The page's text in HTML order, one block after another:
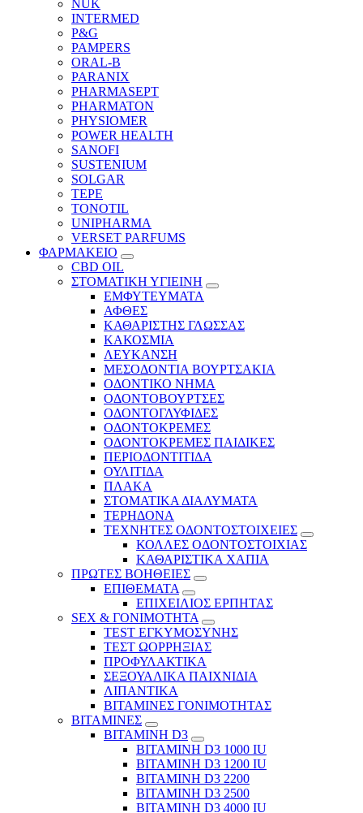
NUK
INTERMED
P&G
PAMPERS
ORAL-B
PARANIX
PHARMASEPT
PHARMATON
PHYSIOMER
POWER HEALTH
SANOFI
SUSTENIUM
SOLGAR
TEPE
TONOTIL
UNIPHARMA
VERSET PARFUMS
ΦΑΡΜΑΚΕΙΟ
CBD OIL
ΣΤΟΜΑΤΙΚΗ ΥΓΙΕΙΝΗ
ΕΜΦΥΤΕΥΜΑΤΑ
ΑΦΘΕΣ
ΚΑΘΑΡΙΣΤΗΣ ΓΛΩΣΣΑΣ
ΚΑΚΟΣΜΙΑ
ΛΕΥΚΑΝΣΗ
ΜΕΣΟΔΟΝΤΙΑ ΒΟΥΡΤΣΑΚΙΑ
ΟΔΟΝΤΙΚΟ ΝΗΜΑ
ΟΔΟΝΤΟΒΟΥΡΤΣΕΣ
ΟΔΟΝΤΟΓΛΥΦΙΔΕΣ
ΟΔΟΝΤΟΚΡΕΜΕΣ
ΟΔΟΝΤΟΚΡΕΜΕΣ ΠΑΙΔΙΚΕΣ
ΠΕΡΙΟΔΟΝΤΙΤΙΔΑ
ΟΥΛΙΤΙΔΑ
ΠΛΑΚΑ
ΣΤΟΜΑΤΙΚΑ ΔΙΑΛΥΜΑΤΑ
ΤΕΡΗΔΟΝΑ
ΤΕΧΝΗΤΕΣ ΟΔΟΝΤΟΣΤΟΙΧΕΙΕΣ
ΚΟΛΛΕΣ ΟΔΟΝΤΟΣΤΟΙΧΙΑΣ
ΚΑΘΑΡΙΣΤΙΚΑ ΧΑΠΙΑ
ΠΡΩΤΕΣ ΒΟΗΘΕΙΕΣ
ΕΠΙΘΕΜΑΤΑ
ΕΠΙΧΕΙΛΙΟΣ ΕΡΠΗΤΑΣ
SEX & ΓΟΝΙΜΟΤΗΤΑ
TEST ΕΓΚΥΜΟΣΥΝΗΣ
ΤΕΣΤ ΩΟΡΡΗΞΙΑΣ
ΠΡΟΦΥΛΑΚΤΙΚΑ
ΣΕΞΟΥΑΛΙΚΑ ΠΑΙΧΝΙΔΙΑ
ΛΙΠΑΝΤΙΚΑ
ΒΙΤΑΜΙΝΕΣ ΓΟΝΙΜΟΤΗΤΑΣ
ΒΙΤΑΜΙΝΕΣ
ΒΙΤΑΜΙΝΗ D3
ΒΙΤΑΜΙΝΗ D3 1000 IU
ΒΙΤΑΜΙΝΗ D3 1200 IU
ΒΙΤΑΜΙΝΗ D3 2200
ΒΙΤΑΜΙΝΗ D3 2500
BITAMINH D3 4000 IU